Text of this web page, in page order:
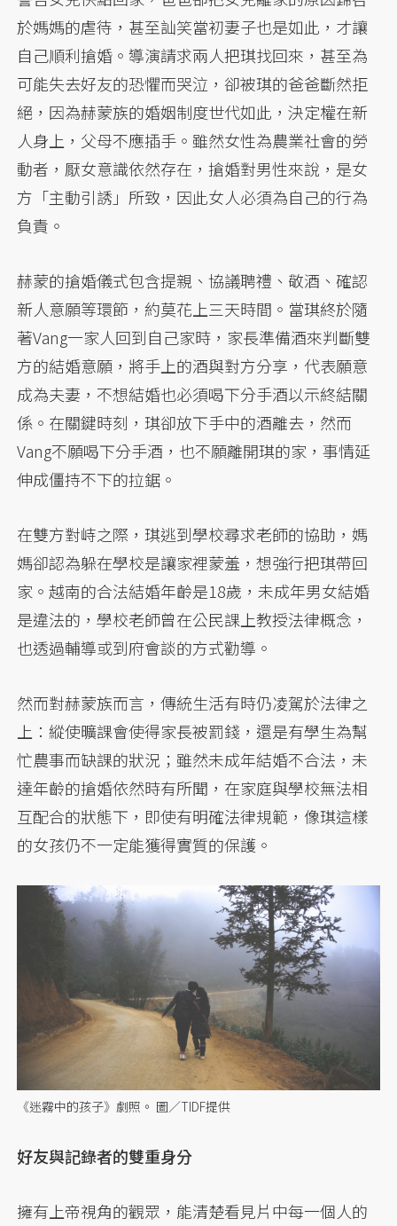
於媽媽的虐待，甚至訕笑當初妻子也是如此，才讓
自己順利搶婚。導演請求兩人把琪找回來，甚至為
可能失去好友的恐懼而哭泣，卻被琪的爸爸斷然拒
絕，因為赫蒙族的婚姻制度世代如此，決定權在新
人身上，父母不應插手。雖然女性為農業社會的勞
動者，厭女意識依然存在，搶婚對男性來說，是女
方「主動引誘」所致，因此女人必須為自己的行為
負責。
赫蒙的搶婚儀式包含提親、協議聘禮、敬酒、確認
新人意願等環節，約莫花上三天時間。當琪終於隨
著Vang一家人回到自己家時，家長準備酒來判斷雙
方的結婚意願，將手上的酒與對方分享，代表願意
成為夫妻，不想結婚也必須喝下分手酒以示終結關
係。在關鍵時刻，琪卻放下手中的酒離去，然而
Vang不願喝下分手酒，也不願離開琪的家，事情延
伸成僵持不下的拉鋸。
在雙方對峙之際，琪逃到學校尋求老師的協助，媽
媽卻認為躲在學校是讓家裡蒙羞，想強行把琪帶回
家。越南的合法結婚年齡是18歲，未成年男女結婚
是違法的，學校老師曾在公民課上教授法律概念，
也透過輔導或到府會談的方式勸導。
然而對赫蒙族而言，傳統生活有時仍凌駕於法律之
上：縱使曠課會使得家長被罰錢，還是有學生為幫
忙農事而缺課的狀況；雖然未成年結婚不合法，未
達年齡的搶婚依然時有所聞，在家庭與學校無法相
互配合的狀態下，即使有明確法律規範，像琪這樣
的女孩仍不一定能獲得實質的保護。
《迷霧中的孩子》劇照。 圖／TIDF提供
好友與記錄者的雙重身分
擁有上帝視角的觀眾，能清楚看見片中每一個人的